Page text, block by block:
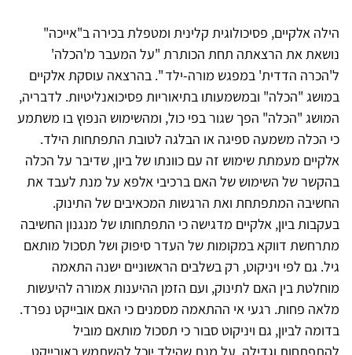
הילה אלקיים, פסיכולוגית קלינית ומטפלת בכירה ב"אייכה"
נושאת את הרצאתה תחת הכותרת "על המעבר מ'הכלה'
ל'הכרה הדדית' במפגש מורה-ילד ". בהרצאה עוסקת אלקיים
במושג "הכלה" ובמשמעותו בתיאוריות פסיכואנליטיות. לדבריה,
המושג "הכלה" הפך שגור בפי כול, ומהשימוש הנפוץ בו משתמע
כי הכלה משמעה ספיגה או הבלגה לטובת התפתחות הילד.
אלקיים מעמתת שימוש זה עם כוונתו של ביון, שדיבר על הכלה
בהקשר של השימוש של האם ברכיבי אלפא על מנת לעבד את
החשיבה המתפתחת ואת הרגשות המכאיבים של התינוק.
בעקבות ביון, אלקיים מדגישה כי התפתחותו של מנגנון החשיבה
מתרחשת דווקא במקומות של העדר סיפוק ושל תסכול מותאם
גיל. גם לפי ויניקוט, רק בשלבים הראשוניים ישנה התאמה
מוחלטת בין האם לתינוק, ועם הזמן ההיענות אמורה להיעשות
מלאה פחות. רגעי אי ההתאמה מסמנים כי האם אובייקט נפרד.
בדומה לביון, גם ויניקוט סבור כי תסכול מותאם מוביל